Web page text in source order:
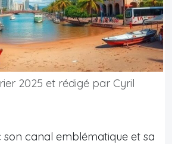
2025 et rédigé par Cyril
son canal emblématique et sa